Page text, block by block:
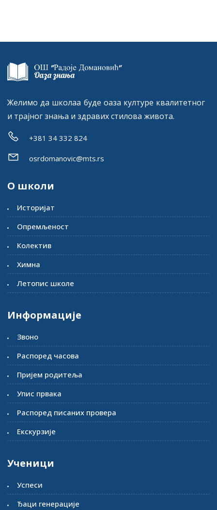
Желимо да школаа буде оаза културе квалитетног
и трајног знања и здравих стилова живота.
+381 34 332 824
osrdomanovic@mts.rs
О школи
Историјат
Опремљеност
Колектив
Химна
Летопис школе
Информације
Звоно
Распоред часова
Пријем родитеља
Упис првака
Распоред писаних провера
Екскурзије
Ученици
Успеси
Ђаци генерације